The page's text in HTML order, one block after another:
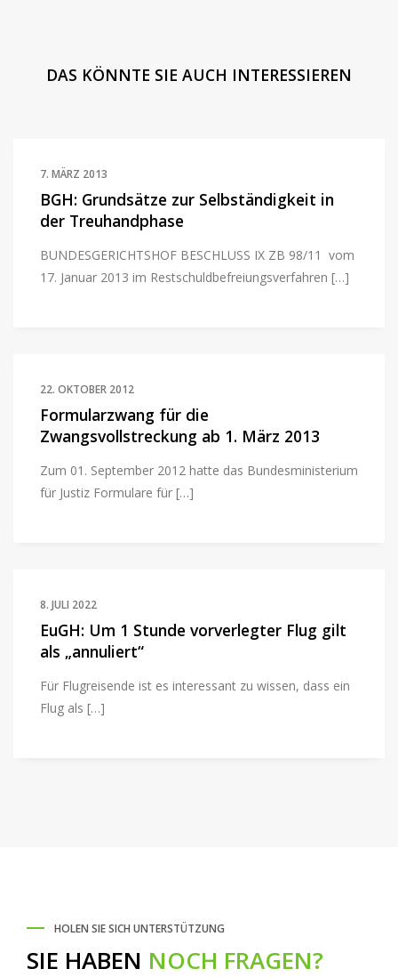
DAS KÖNNTE SIE AUCH INTERESSIEREN
7. MÄRZ 2013
BGH: Grundsätze zur Selbständigkeit in
der Treuhandphase
BUNDESGERICHTSHOF BESCHLUSS IX ZB 98/11 vom
17. Januar 2013 im Restschuldbefreiungsverfahren […]
22. OKTOBER 2012
Formularzwang für die
Zwangsvollstreckung ab 1. März 2013
Zum 01. September 2012 hatte das Bundesministerium
für Justiz Formulare für […]
8. JULI 2022
EuGH: Um 1 Stunde vorverlegter Flug gilt
als „annuliert“
Für Flugreisende ist es interessant zu wissen, dass ein
Flug als […]
HOLEN SIE SICH UNTERSTÜTZUNG
SIE HABEN NOCH FRAGEN?